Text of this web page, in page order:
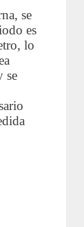
se
es
lo
se